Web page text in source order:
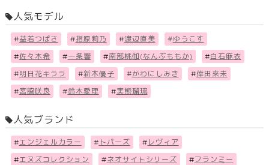
人気モデル
#益若つばさ #指原莉乃 #渡辺直美 #ゆうこす
#佐々木希 #一条響 #南部桃伽(なんぶももか) #白石麻衣
#明日花キララ #新木優子 #かわにしみき #倖田來未
#宮脇咲良 #鈴木愛理 #実熊瑠琉
人気ブランド
#エンジェルカラー # トパーズ # レヴィア
#エヌズコレクション #ネオサイトシリーズ #フランミー